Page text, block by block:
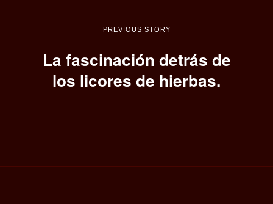
PREVIOUS STORY
La fascinación detrás de
los licores de hierbas.